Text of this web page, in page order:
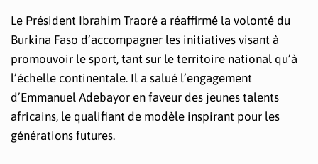
Le Président Ibrahim Traoré a réaffirmé la volonté du
Burkina Faso d’accompagner les initiatives visant à
promouvoir le sport, tant sur le territoire national qu’à
l’échelle continentale. Il a salué l’engagement
d’Emmanuel Adebayor en faveur des jeunes talents
africains, le qualifiant de modèle inspirant pour les
générations futures.